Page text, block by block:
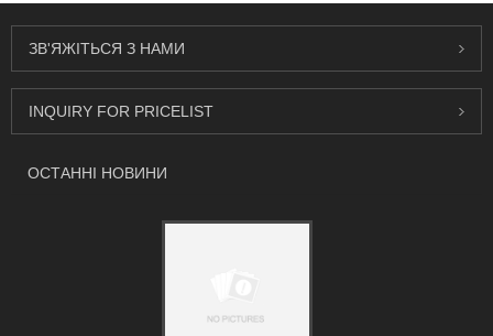
ЗВ'ЯЖІТЬСЯ З НАМИ
INQUIRY FOR PRICELIST
ОСТАННІ НОВИНИ